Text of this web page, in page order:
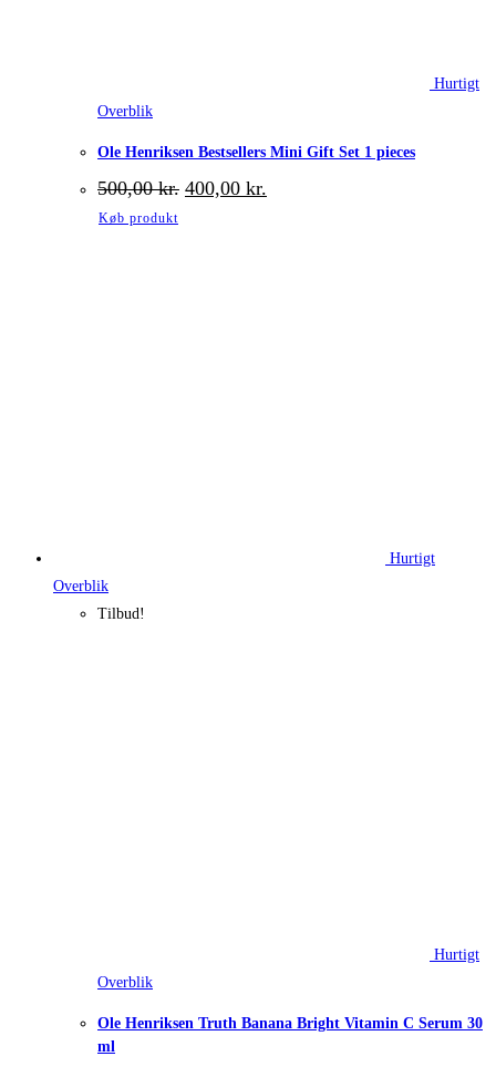
Hurtigt
Overblik
Ole Henriksen Bestsellers Mini Gift Set 1 pieces
500,00kr. Den
oprindelige
400,00 kr.
Køb produkt
Hurtigt
Overblik
Tilbud!
Hurtigt
Overblik
Ole Henriksen Truth Banana Bright Vitamin C Serum 30
ml